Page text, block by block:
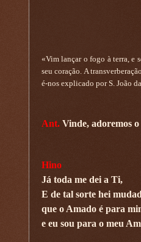
«Vim lançar o fogo à terra, e
seu coração. A
é-nos explicado por S. João
Ant. Vinde, adoremos
Hino
Já toda me dei a Ti,
E de tal sorte hei
que o Amado é para
e eu sou para o meu